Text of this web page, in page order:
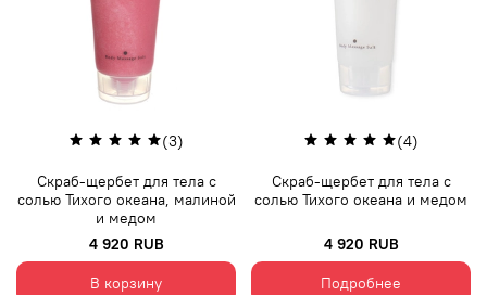
(3)
Скраб-щербет для тела с
солью Тихого океана, малиной
и медом
4 920 RUB
В корзину
(4)
Скраб-щербет для тела с
солью Тихого океана и медом
4 920 RUB
Подробнее